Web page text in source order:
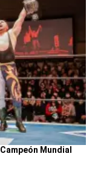
Mundial